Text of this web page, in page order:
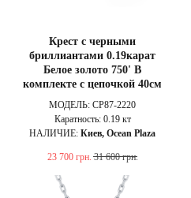
Крест с черными
бриллиантами 0.19карат
Белое золото 750' В
комплекте с цепочкой 40см
МОДЕЛЬ: CP87-2220
Каратность: 0.19 кт
НАЛИЧИЕ: Киев, Ocean Plaza
23 700 грн. 31 600 грн.